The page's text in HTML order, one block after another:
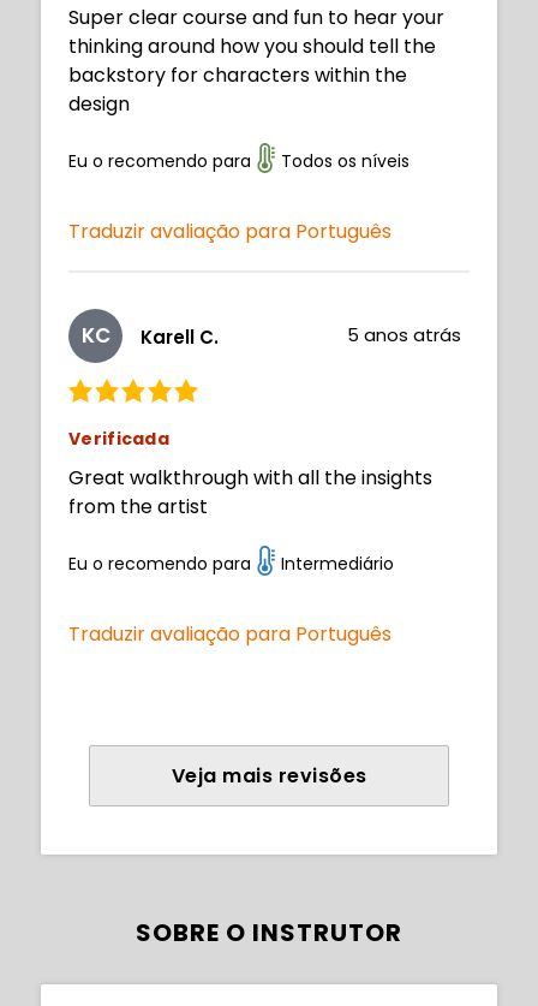
Super clear course and fun to hear your
thinking around how you should tell the
backstory for characters within the
design
Eu o recomendo para Todos os níveis
Traduzir avaliação para Português
KC Karell C. 5 anos atrás
Verificada
Great walkthrough with all the insights
from the artist
Eu o recomendo para Intermediário
Traduzir avaliação para Português
Veja mais revisões
SOBRE O INSTRUTOR